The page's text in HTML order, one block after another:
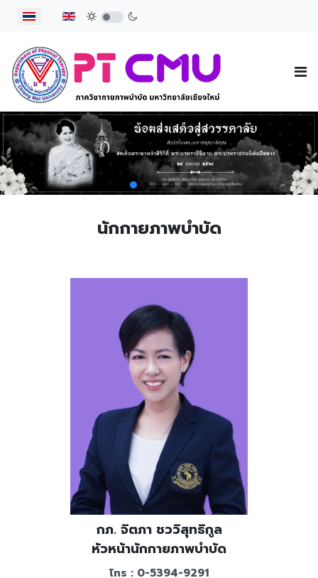
เลือกภาษาของคุณ
นักกายภาพบำบัด
กภ. จิตภา ชววิสุทธิกูล
หัวหน้านักกายภาพบำบัด
โทร : 0-5394-9291